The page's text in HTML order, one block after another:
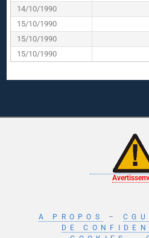
14/10/1990
15/10/1990
15/10/1990
15/10/1990
A PROPOS – CGU
DE